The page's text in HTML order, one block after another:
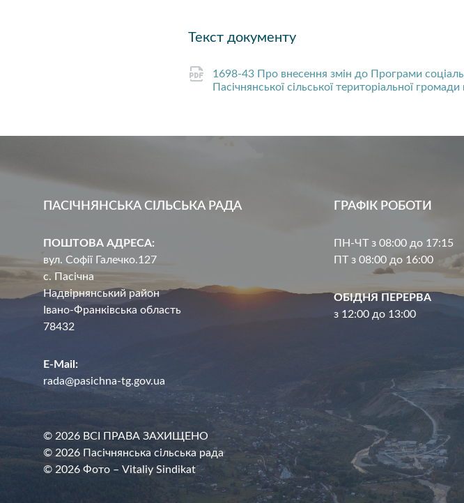
Текст документу
1698-43 Про внесення змін до Програми
Пасічнянської сільської територіальної
ПАСІЧНЯНСЬКА СІЛЬСЬКА РАДА
ПОШТОВА АДРЕСА:
вул. Софії Галечко.127
с. Пасічна
Надвірнянський район
Івано-Франківська область
78432
E-Mail:
rada@pasichna-tg.gov.ua
ГРАФІК РОБОТИ
ПН-ЧТ з 08:00 до 17:15
ПТ з 08:00 до 16:00
ОБІДНЯ ПЕРЕРВА
з 12:00 до 13:00
© 2026 ВСІ ПРАВА ЗАХИЩЕНО
© 2026 Пасічнянська сільська рада
© 2026 Фото – Vitaliy Sindikat